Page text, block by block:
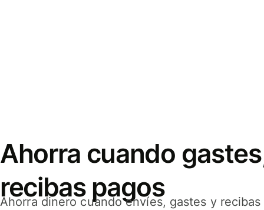
Ahorra cuando
recibas pagos
Ahorra dinero cuando envíes, gastes y